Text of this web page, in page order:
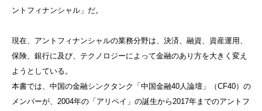
ントフィナンシャル」だ。
現在、アントフィナンシャルの業務分野は、決済、融資、資産運用、
保険、銀行に及び、テクノロジーによって金融のあり方を大きく変え
ようとしている。
本書では、中国の金融シンクタンク「中国金融40人論壇」（CF40）の
メンバーが、2004年の「アリペイ」の誕生から2017年までのアントフ